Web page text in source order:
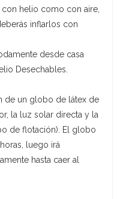
helio como con aire,
inflarlos con
desde casa
Desechables.
de un globo de látex de
la luz solar directa y la
de flotación). El globo
luego irá
hasta caer al